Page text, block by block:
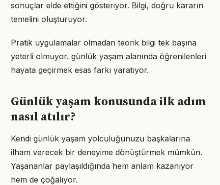
sonuçlar elde ettiğini gösteriyor. Bilgi, doğru kararın
temelini oluşturuyor.
Pratik uygulamalar olmadan teorik bilgi tek başına
yeterli olmuyor. günlük yaşam alanında öğrenilenleri
hayata geçirmek esas farkı yaratıyor.
Günlük yaşam konusunda ilk adım
nasıl atılır?
Kendi günlük yaşam yolculuğunuzu başkalarına
ilham verecek bir deneyime dönüştürmek mümkün.
Yaşananlar paylaşıldığında hem anlam kazanıyor
hem de çoğalıyor.